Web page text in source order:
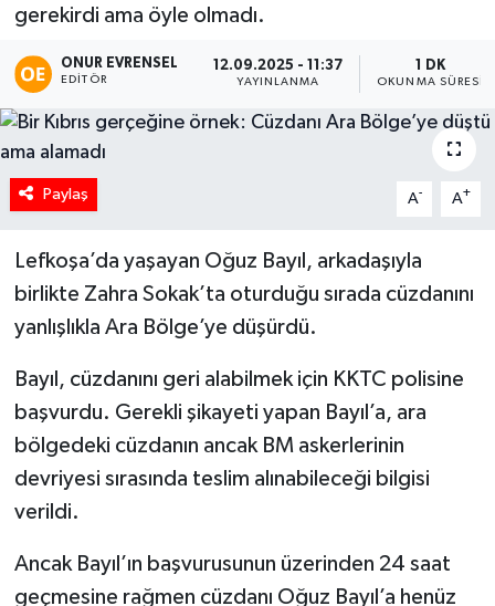
gerekirdi ama öyle olmadı.
ONUR EVRENSEL
EDITÖR
12.09.2025 - 11:37
YAYINLANMA
1 DK
OKUNMA SÜRESI
Paylaş A- A+
Lefkoşa’da yaşayan Oğuz Bayıl, arkadaşıyla
birlikte Zahra Sokak’ta oturduğu sırada cüzdanını
yanlışlıkla Ara Bölge’ye düşürdü.
Bayıl, cüzdanını geri alabilmek için KKTC polisine
başvurdu. Gerekli şikayeti yapan Bayıl’a, ara
bölgedeki cüzdanın ancak BM askerlerinin
devriyesi sırasında teslim alınabileceği bilgisi
verildi.
Ancak Bayıl’ın başvurusunun üzerinden 24 saat
geçmesine rağmen cüzdanı Oğuz Bayıl’a henüz